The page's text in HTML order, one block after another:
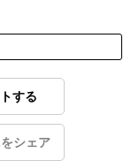
する
シェア